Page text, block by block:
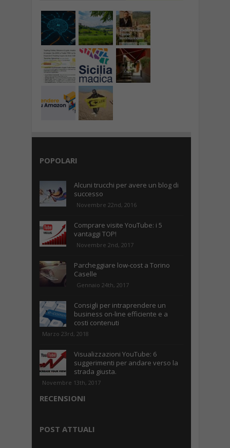
POPOLARI
Alcuni trucchi per avere un blog di
successo
Novembre 22nd, 2016
Comprare visite YouTube: i 5
vantaggi TOP!
Novembre 2nd, 2017
Parcheggiare low-cost a Torino
Caselle
Gennaio 24th, 2017
Consigli per intraprendere un
business on-line efficiente e a
costi contenuti
Marzo 23rd, 2018
Visualizzazioni YouTube: 6
suggerimenti per andare verso la
strada giusta.
Novembre 13th, 2017
RECENSIONI
POST ATTUALI